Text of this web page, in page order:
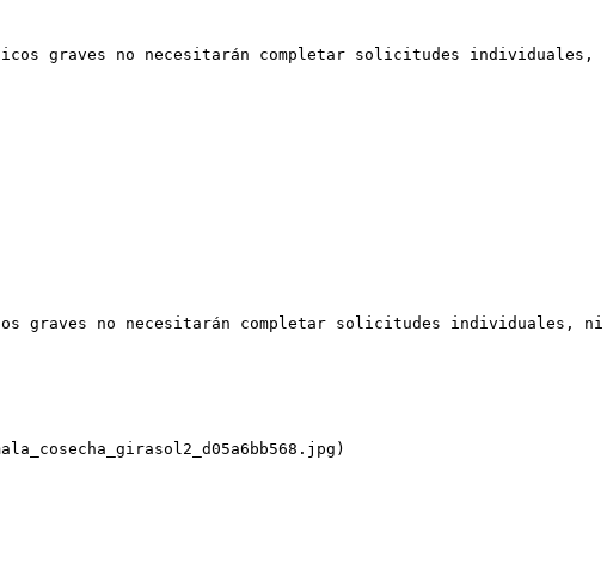
graves no necesitarán completar solicitudes individuales,
graves no necesitarán completar solicitudes individuales, ni